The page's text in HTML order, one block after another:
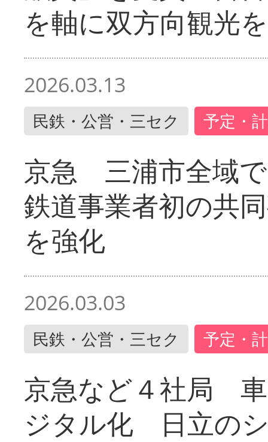
を軸に双方向観光
2026.03.13
民鉄・公営・三セク 予定・
京急 三浦市全域
鉄道事業者初の共
を強化
2026.03.03
民鉄・公営・三セク 予定・
京急など４社局
ジタル化 日立の